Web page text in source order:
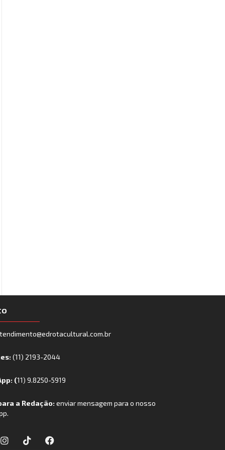
(11) 2193-2044
(11) 9.8250-5919
a Redação:enviar mensagem para o nosso